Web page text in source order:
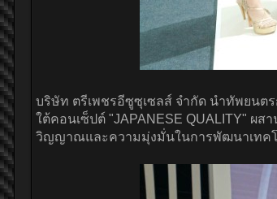
บริษัท ตรีเพชรอีซูซุเซลส์ จำกัด นำทัพยนต
ใต้คอนเซ็ปต์ "JAPANESE QUALITY" ผ
วิญญาณและความมุ่งมั่นในการพัฒนาเทคโ